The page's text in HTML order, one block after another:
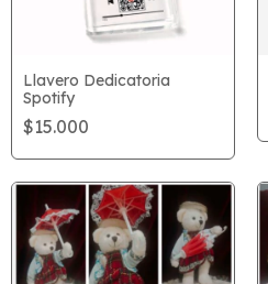
Llavero Dedicatoria
Spotify
$15.000